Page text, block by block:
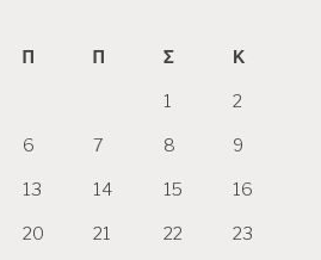
Π Π Σ Κ
1 2
6 7 8 9
13 14 15 16
20 21 22 23